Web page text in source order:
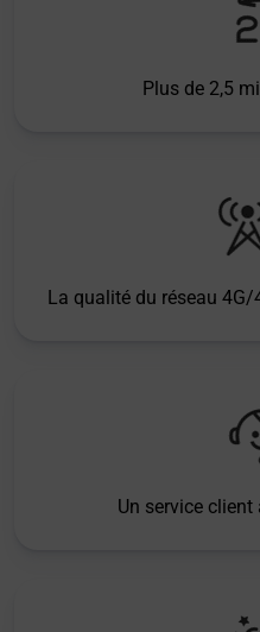
Plus de 2,5
La qualité du réseau
Un service